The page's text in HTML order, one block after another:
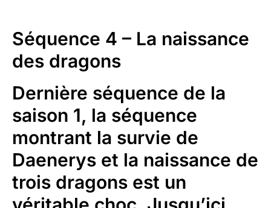
Séquence 4 – La naissance
des dragons
Dernière séquence de la
saison 1, la séquence
montrant la survie de
Daenerys et la naissance de
trois dragons est un